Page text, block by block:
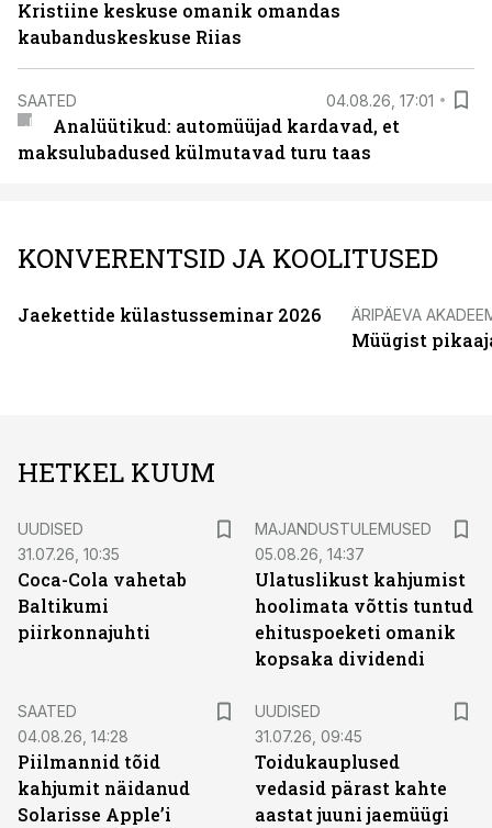
Kristiine keskuse omanik omandas
kaubanduskeskuse Riias
SAATED 04.08.26, 17:01
Analüütikud: automüüjad kardavad, et
maksulubadused külmutavad turu taas
KONVERENTSID JA KOOLITUSED
Jaekettide külastusseminar 2026 ÄRIPÄEVA
Müügist
HETKEL KUUM
UUDISED
31.07.26, 10:35
Coca-Cola vahetab
Baltikumi
piirkonnajuhti
MAJANDUSTULEMUSED
05.08.26, 14:37
Ulatuslikust kahjumist
hoolimata võttis tuntud
ehituspoeketi omanik
kopsaka dividendi
SAATED
04.08.26, 14:28
Piilmannid tõid
kahjumit näidanud
Solarisse Apple’i
UUDISED
31.07.26, 09:45
Toidukauplused
vedasid pärast kahte
aastat juuni jaemüügi